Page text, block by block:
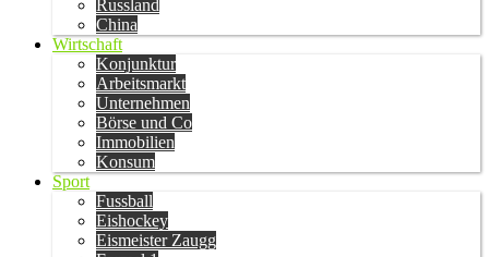
Russland
China
Wirtschaft
Konjunktur
Arbeitsmarkt
Unternehmen
Börse und Co
Immobilien
Konsum
Sport
Fussball
Eishockey
Eismeister Zaugg